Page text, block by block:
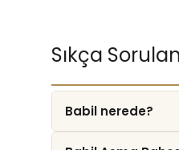
Sıkça
Babil nerede?